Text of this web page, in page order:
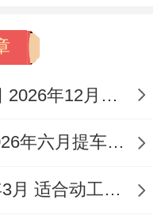
农历三月廿六）
:
装修、进人口、
。
皇道2026年12月出行吉日 2026年12月出行的黄道吉日
2026年6月份提车吉日 2026年六月提车黄道吉日
动工装修黄道吉日2026年3月 适合动工装修的好日子2026年6月